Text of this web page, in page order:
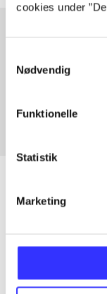
cookies under
Nødvendig
Funktionelle
Statistik
Marketing
Articles with
All registered
...